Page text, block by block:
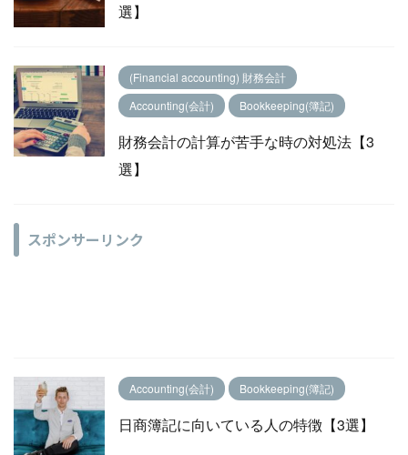
選】
(Financial accounting) 財務会計
Accounting(会計)
Bookkeeping(簿記)
財務会計の計算が苦手な時の対処法【3
選】
スポンサーリンク
Accounting(会計) Bookkeeping(簿記)
日商簿記に向いている人の特徴【3選】